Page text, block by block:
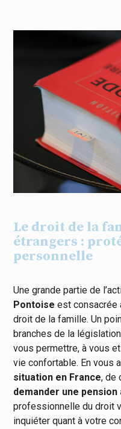
Le droit de la
étrangers :
personnelle
Une grande partie de
Pontoise est consacrée
droit de la famille. Un
branches de la
vous permettre, à vous
vie confortable. En vous
situation en France, de
demander une
professionnelle du droit
inquiéter quant à votre